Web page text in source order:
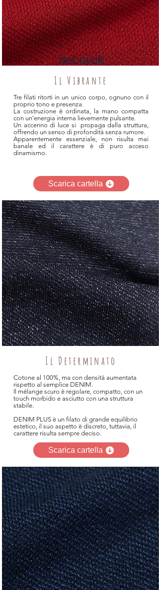
TRICOLOR
Il Vibrante
Tre filati ritorti in un unico corpo, ognuno con il
proprio tono e presenza.
La costruzione è ordinata, la mano compatta
con un’energia interna lievemente pulsante.
Un accenno di luce si propaga dalla struttura,
offrendo un senso di profondità senza rumore.
Apparentemente essenziale, non risulta mai
banale ed il carattere è di puro acceso
dinamismo.
Scarica cartella
DENIM PLUS
Il Determinato
Cotone al 100%, ma con densità aumentata
rispetto al semplice DENIM.
Il mélange scuro è regolare, compatto, con un
touch morbido e asciutto con una struttura
stabile.
DENIM PLUS è un filato di grande equilibrio
estetico, il suo aspetto è discreto, tuttavia, il
carattere risulta sempre deciso.
Scarica cartella